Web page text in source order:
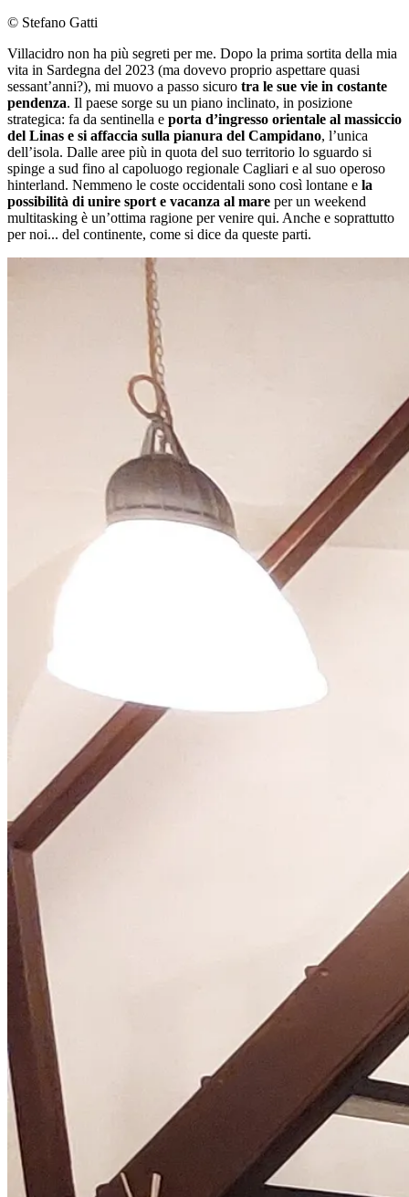
© Stefano Gatti
Villacidro non ha più segreti per me. Dopo la prima sortita della mia
vita in Sardegna del 2023 (ma dovevo proprio aspettare quasi
sessant’anni?), mi muovo a passo sicuro tra le sue vie in costante
pendenza. Il paese sorge su un piano inclinato, in posizione
strategica: fa da sentinella e porta d’ingresso orientale al massiccio
del Linas e si affaccia sulla pianura del Campidano, l’unica
dell’isola. Dalle aree più in quota del suo territorio lo sguardo si
spinge a sud fino al capoluogo regionale Cagliari e al suo operoso
hinterland. Nemmeno le coste occidentali sono così lontane e la
possibilità di unire sport e vacanza al mare per un weekend
multitasking è un’ottima ragione per venire qui. Anche e soprattutto
per noi... del continente, come si dice da queste parti.